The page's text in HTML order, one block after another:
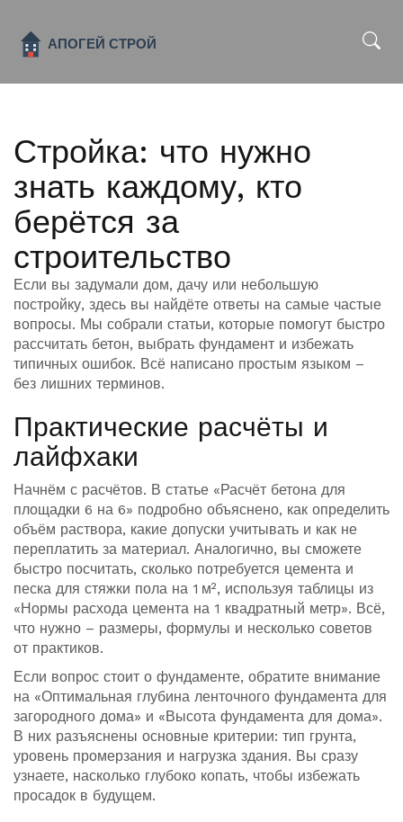
Стройка: что нужно
знать каждому, кто
берётся за
строительство
Если вы задумали дом, дачу или небольшую
постройку, здесь вы найдёте ответы на самые частые
вопросы. Мы собрали статьи, которые помогут быстро
рассчитать бетон, выбрать фундамент и избежать
типичных ошибок. Всё написано простым языком –
без лишних терминов.
Практические расчёты и
лайфхаки
Начнём с расчётов. В статье «Расчёт бетона для
площадки 6 на 6» подробно объяснено, как определить
объём раствора, какие допуски учитывать и как не
переплатить за материал. Аналогично, вы сможете
быстро посчитать, сколько потребуется цемента и
песка для стяжки пола на 1 м², используя таблицы из
«Нормы расхода цемента на 1 квадратный метр». Всё,
что нужно – размеры, формулы и несколько советов
от практиков.
Если вопрос стоит о фундаменте, обратите внимание
на «Оптимальная глубина ленточного фундамента для
загородного дома» и «Высота фундамента для дома».
В них разъяснены основные критерии: тип грунта,
уровень промерзания и нагрузка здания. Вы сразу
узнаете, насколько глубоко копать, чтобы избежать
просадок в будущем.